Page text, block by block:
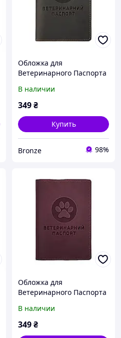
Обложка для
Ветеринарного Паспорта
Barksi Темно-Коричневая
В наличии
349₴
Купить
Bronze 98%
Обложка для
Ветеринарного Паспорта
Barksi Бордовая
В наличии
349₴